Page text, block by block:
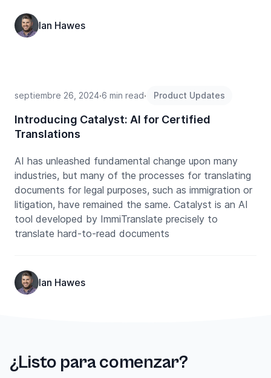
Ian Hawes
septiembre 26, 2024∙6 min read∙ Product Updates
Introducing Catalyst: AI for Certified
Translations
AI has unleashed fundamental change upon many
industries, but many of the processes for translating
documents for legal purposes, such as immigration or
litigation, have remained the same. Catalyst is an AI
tool developed by ImmiTranslate precisely to
translate hard-to-read documents
Ian Hawes
¿Listo para comenzar?